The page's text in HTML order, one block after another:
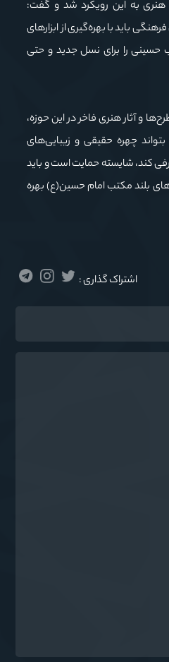
هنری به این رویکرد شد و گفت:
باید با بهره‌گیری از ابزارهای
حسینی را برای نسل جدید و حتی
و آثار هنری فاخر در این حوزه،
چهره حقیقی و زیبایی‌های
کند، شایسته حمایت است و باید
بلند مکتب امام حسین(ع) بهره
اشتراک گذاری :